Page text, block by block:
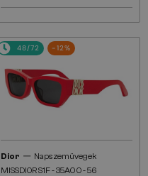
48/72 -12%
Dior — Napszemüvegek
MISSDIOR S1F - 35A0 O - 56